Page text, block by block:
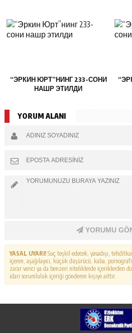
“ЭРКИН ЮРТ”НИНГ 233-СОНИ
НАШР ЭТИЛДИ
YORUM ALANI
YORUMU
YASAL UYARI!Suç teşkil edecek, yasadışı,
içeren, aşağılayıcı, küçük düşürücü, kaba,
zarar verici ya da benzeri niteliklerde içeriklerden
idari sorumluluk içeriği gönderen kişiye aittir.